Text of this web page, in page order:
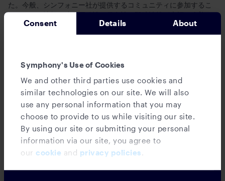
Consent Details About
Symphony's Use of Cookies
We and other third parties use cookies and
similar technologies on our site. We will also
use any personal information that you may
choose to provide to us while visiting our site.
By using our site or submitting your personal
information via our site, you agree to
our cookie and privacy policies .
た。今般、シンフォニー社が提供するコミュニティに参加するこ
とにより、情報伝達の正確性・保存性・即時性等が大幅に改善さ
れることが期待されます。また、今後は言語解析・AI等の技術を
活用した市場業務DXにも活用していきたいと考えています。」と
「日本の地方銀行は、資本市場にとって極めて重要です。広島銀
行がシンフォニー・コミュニティに参加することは、同社の増大
する顧客のニーズに対するコミットメントと、日本の金融機関を
サポートするというシンフォニーの努力を示すものです」と、シ
ンフォニーのAPAC担当マネージング・ディレクターのマリー・パ
ットンは述べています。
広島銀行はシンフォニーのインフラを活用し、多数の取引先との
取引照合や決済プロセスにおいて効率的なリアルタイムワークフ
ローを構築できるようになります。このような取り組みを通じ
て、広島銀行の資本市場への投資はさらに加速され、安全でコン
プライアンスに準拠したコミュニケーションがビジネスの拡大や